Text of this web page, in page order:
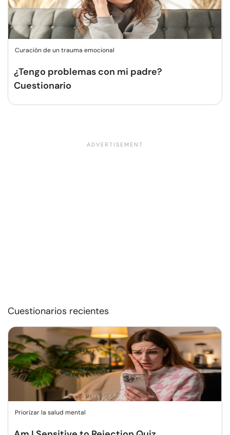
Curación de un trauma emocional
¿Tengo problemas con mi padre?
Cuestionario
Cuestionarios recientes
Priorizar la salud mental